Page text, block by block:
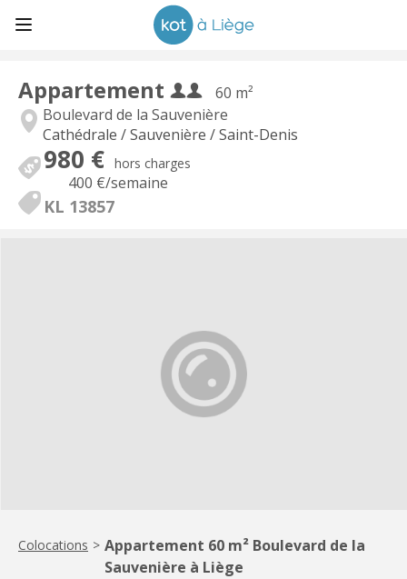
Appartement
60 m²
Boulevard de la Sauvenière
Cathédrale / Sauvenière / Saint-Denis
980 € hors charges
400 €/semaine
KL 13857
Colocations > Appartement 60 m² Boulevard de la
Sauvenière à Liège